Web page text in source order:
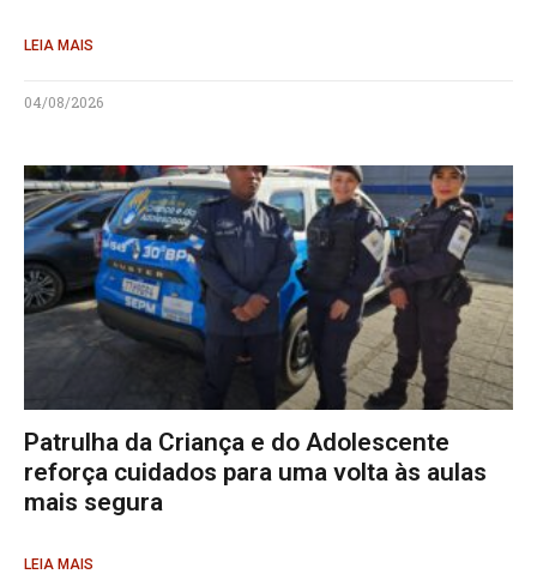
LEIA MAIS
04/08/2026
Patrulha da Criança e do Adolescente
reforça cuidados para uma volta às aulas
mais segura
LEIA MAIS